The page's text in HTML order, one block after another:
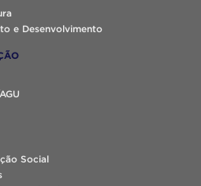
e Desenvolvimento
Social